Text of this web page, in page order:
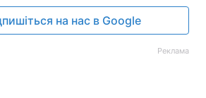
на нас в Google
Реклама